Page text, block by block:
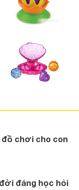
chơi cho con
đáng học hỏi